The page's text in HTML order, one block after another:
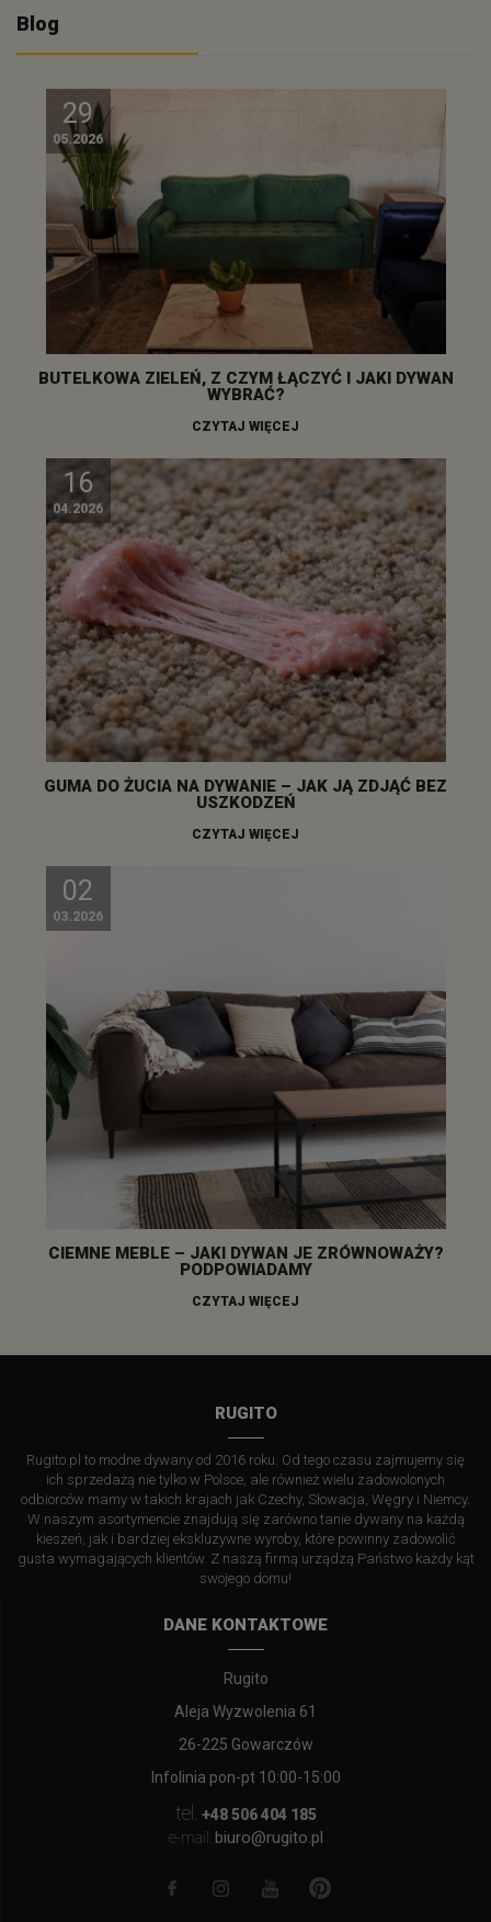
Blog
29
05.2026
BUTELKOWA ZIELEŃ, Z CZYM ŁĄCZYĆ I JAKI DYWAN
WYBRAĆ?
CZYTAJ WIĘCEJ
16
04.2026
GUMA DO ŻUCIA NA DYWANIE – JAK JĄ ZDJĄĆ BEZ
USZKODZEŃ
CZYTAJ WIĘCEJ
02
03.2026
CIEMNE MEBLE – JAKI DYWAN JE ZRÓWNOWAŻY?
PODPOWIADAMY
CZYTAJ WIĘCEJ
RUGITO
Rugito.pl to modne dywany od 2016 roku. Od tego czasu zajmujemy się
ich sprzedażą nie tylko w Polsce, ale również wielu zadowolonych
odbiorców mamy w takich krajach jak Czechy, Słowacja, Węgry i Niemcy.
W naszym asortymencie znajdują się zarówno tanie dywany na każdą
kieszeń, jak i bardziej ekskluzywne wyroby, które powinny zadowolić
gusta wymagających klientów. Z naszą firmą urządzą Państwo każdy kąt
swojego domu!
DANE KONTAKTOWE
Rugito
Aleja Wyzwolenia 61
26-225 Gowarczów
Infolinia pon-pt 10:00-15:00
tel.
+48 506 404 185
e-mail: biuro@rugito.pl